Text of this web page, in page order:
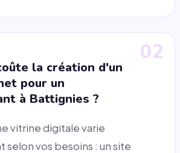
02
la création d'un
pour un
à Battignies ?
vitrine digitale varie
vos besoins : un site